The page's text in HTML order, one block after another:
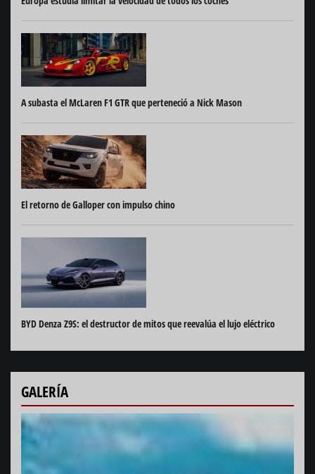
A subasta el McLaren F1 GTR que perteneció a Nick Mason
El retorno de Galloper con impulso chino
BYD Denza Z9S: el destructor de mitos que reevalúa el lujo eléctrico
GALERÍA